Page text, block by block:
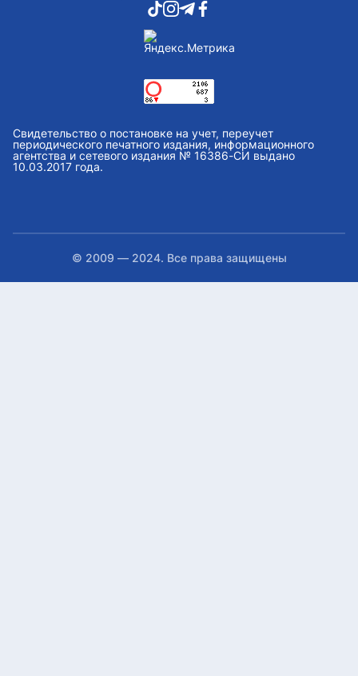
Свидетельство о постановке на учет, переучет
периодического печатного издания, информационного
агентства и сетевого издания № 16386-СИ выдано
10.03.2017 года.
© 2009 — 2024. Все права защищены